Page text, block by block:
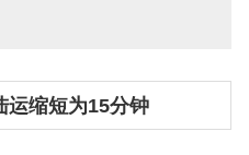
运缩短为15分钟